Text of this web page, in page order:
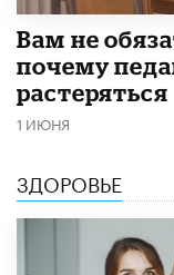
​Вам не
почему
растеряться
1 ИЮНЯ
ЗДОРОВЬЕ